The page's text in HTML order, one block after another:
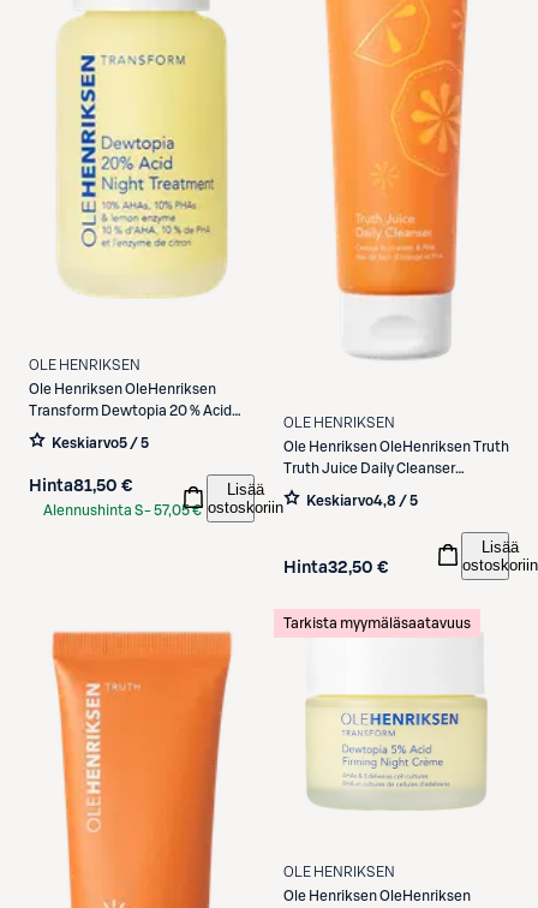
OLE HENRIKSEN
Ole HenriksenOleHenriksen
Transform Dewtopia 20 % Acid
Treatment yöseerumi 30 ml
Keskiarvo5 / 5
Hinta81,50 €
Alennushinta S-57,05 €
Lisää
ostoskoriin
OLE HENRIKSEN
Ole HenriksenOleHenriksen Truth
Truth Juice Daily Cleanser
puhdistusgeeli 147 ml
Keskiarvo4,8 / 5
Hinta32,50 €
Lisää
ostoskoriin
Tarkista myymäläsaatavuus
OLE HENRIKSEN
Ole HenriksenOleHenriksen